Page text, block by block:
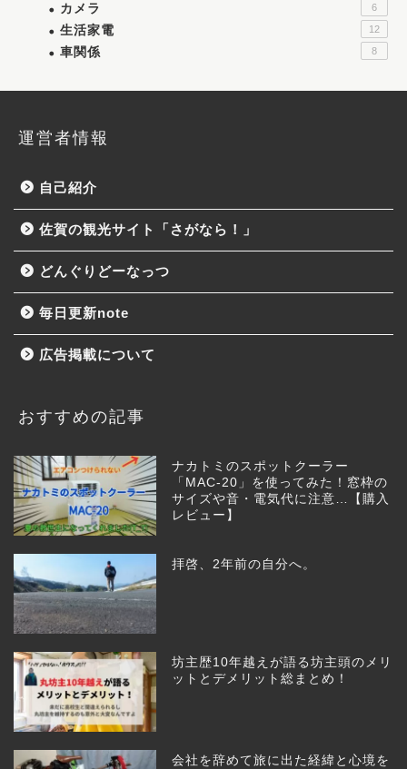
カメラ 6
生活家電 12
車関係 8
運営者情報
自己紹介
佐賀の観光サイト「さがなら！」
どんぐりどーなっつ
毎日更新note
広告掲載について
おすすめの記事
ナカトミのスポットクーラー
「MAC-20」を使ってみた！窓枠の
サイズや音・電気代に注意…【購入
レビュー】
拝啓、2年前の自分へ。
坊主歴10年越えが語る坊主頭のメリ
ットとデメリット総まとめ！
会社を辞めて旅に出た経緯と心境を